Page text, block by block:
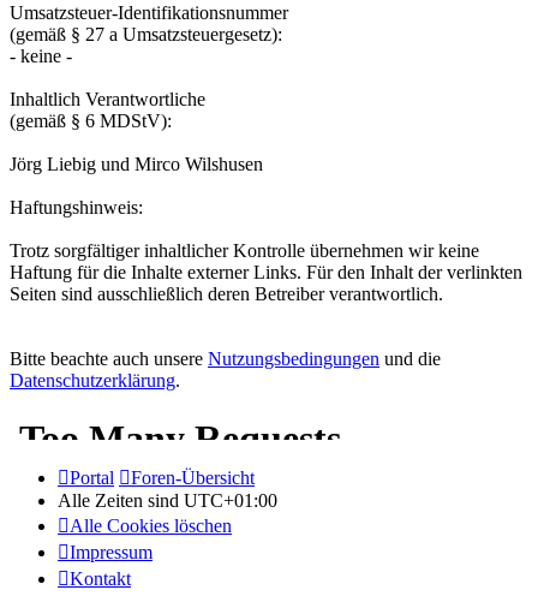
Umsatzsteuer-Identifikationsnummer
(gemäß § 27 a Umsatzsteuergesetz):
- keine -
Inhaltlich Verantwortliche
(gemäß § 6 MDStV):
Jörg Liebig und Mirco Wilshusen
Haftungshinweis:
Trotz sorgfältiger inhaltlicher Kontrolle übernehmen wir keine
Haftung für die Inhalte externer Links. Für den Inhalt der verlinkten
Seiten sind ausschließlich deren Betreiber verantwortlich.
Bitte beachte auch unsere Nutzungsbedingungen und die
Datenschutzerklärung.
Portal
Foren-Übersicht
Alle Zeiten sind UTC+01:00
Alle Cookies löschen
Impressum
Kontakt